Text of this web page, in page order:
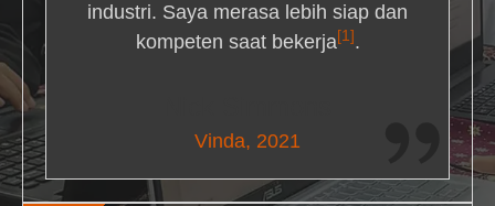
industri. Saya merasa lebih siap dan
kompeten saat bekerja[1] .
Vinda, 2021